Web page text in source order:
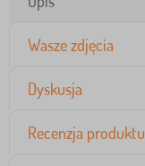
Wasze zdjęcia
Dyskusja
Recenzja produktu